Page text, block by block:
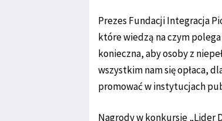
Prezes Fundacji Integracja
które wiedzą na czym
konieczna, aby osoby z
wszystkim nam się opłaca,
promować w instytucjach
Nagrody w konkursie „Lider